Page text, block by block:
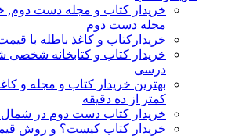
خریدار کتاب و مجله دست دوم,
مجله دست دوم
خریدارکتاب و کاغذ باطله با
خریدار کتاب و کتابخانه شخصی
درسی
بهترین خریدار کتاب و مجله و
کمتر از ده دقیقه
خریدار کتاب دست دوم در شمال
خریدار کتاب کیست؟ و روش